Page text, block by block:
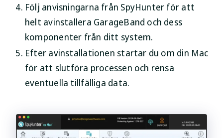
Följ anvisningarna från SpyHunter för att
helt avinstallera GarageBand och dess
komponenter från ditt system.
Efter avinstallationen startar du om din Mac
för att slutföra processen och rensa
eventuella tillfälliga data.